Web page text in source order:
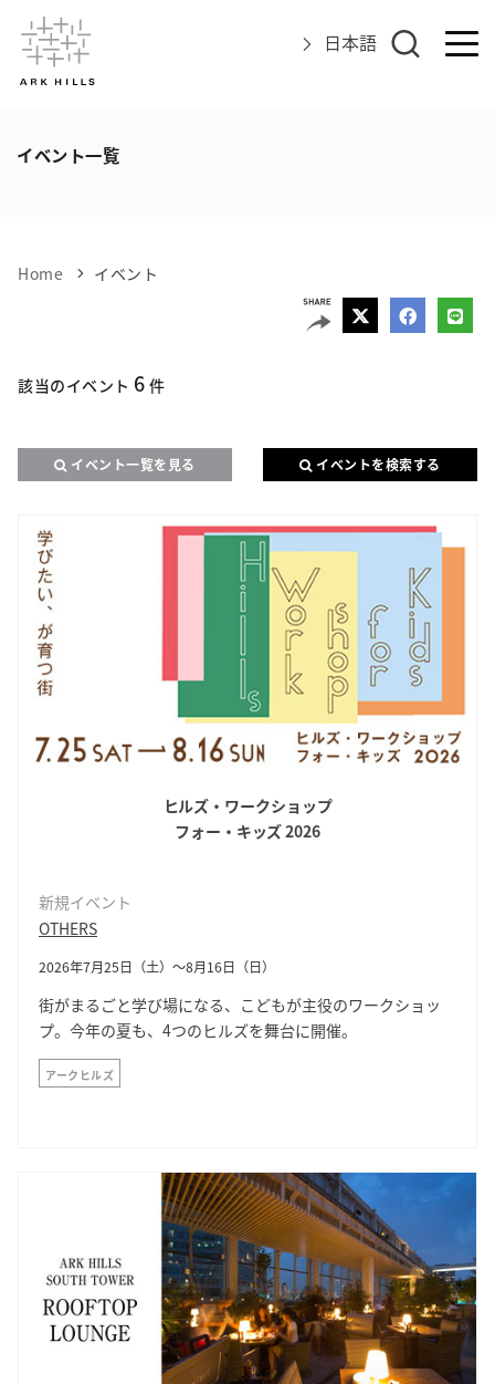
日本語
グルメ＆ショップ
エリアマップ
インフォメーション
イベント一覧
Home イベント
該当のイベント 6 件
イベント一覧を見る イベントを検索する
ヒルズ・ワークショップ
フォー・キッズ 2026
新規イベント
OTHERS
2026年7月25日（土）〜8月16日（日）
街がまるごと学び場になる、こどもが主役のワークショッ
プ。今年の夏も、4つのヒルズを舞台に開催。
アークヒルズ